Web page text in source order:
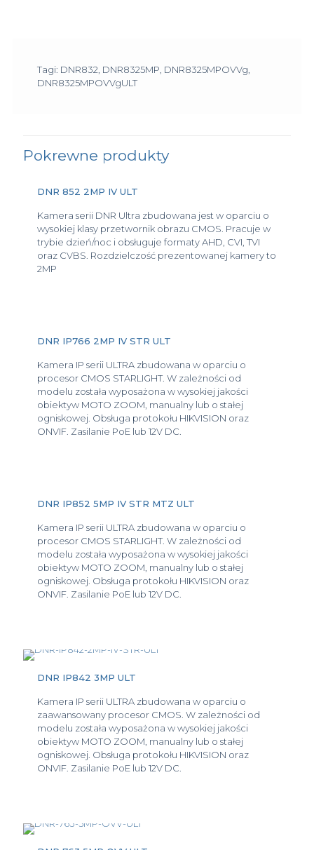
Tagi: DNR832, DNR8325MP, DNR8325MPOVVg,
DNR8325MPOVVgULT
Pokrewne produkty
DNR 852 2MP IV ULT
Kamera serii DNR Ultra zbudowana jest w oparciu o
wysokiej klasy przetwornik obrazu CMOS. Pracuje w
trybie dzień/noc i obsługuje formaty AHD, CVI, TVI
oraz CVBS. Rozdzielczość prezentowanej kamery to
2MP
DNR IP766 2MP IV STR ULT
Kamera IP serii ULTRA zbudowana w oparciu o
procesor CMOS STARLIGHT. W zależności od
modelu została wyposażona w wysokiej jakości
obiektyw MOTO ZOOM, manualny lub o stałej
ogniskowej. Obsługa protokołu HIKVISION oraz
ONVIF. Zasilanie PoE lub 12V DC.
DNR IP852 5MP IV STR MTZ ULT
Kamera IP serii ULTRA zbudowana w oparciu o
procesor CMOS STARLIGHT. W zależności od
modelu została wyposażona w wysokiej jakości
obiektyw MOTO ZOOM, manualny lub o stałej
ogniskowej. Obsługa protokołu HIKVISION oraz
ONVIF. Zasilanie PoE lub 12V DC.
DNR IP842 3MP ULT
Kamera IP serii ULTRA zbudowana w oparciu o
zaawansowany procesor CMOS. W zależności od
modelu została wyposażona w wysokiej jakości
obiektyw MOTO ZOOM, manualny lub o stałej
ogniskowej. Obsługa protokołu HIKVISION oraz
ONVIF. Zasilanie PoE lub 12V DC.